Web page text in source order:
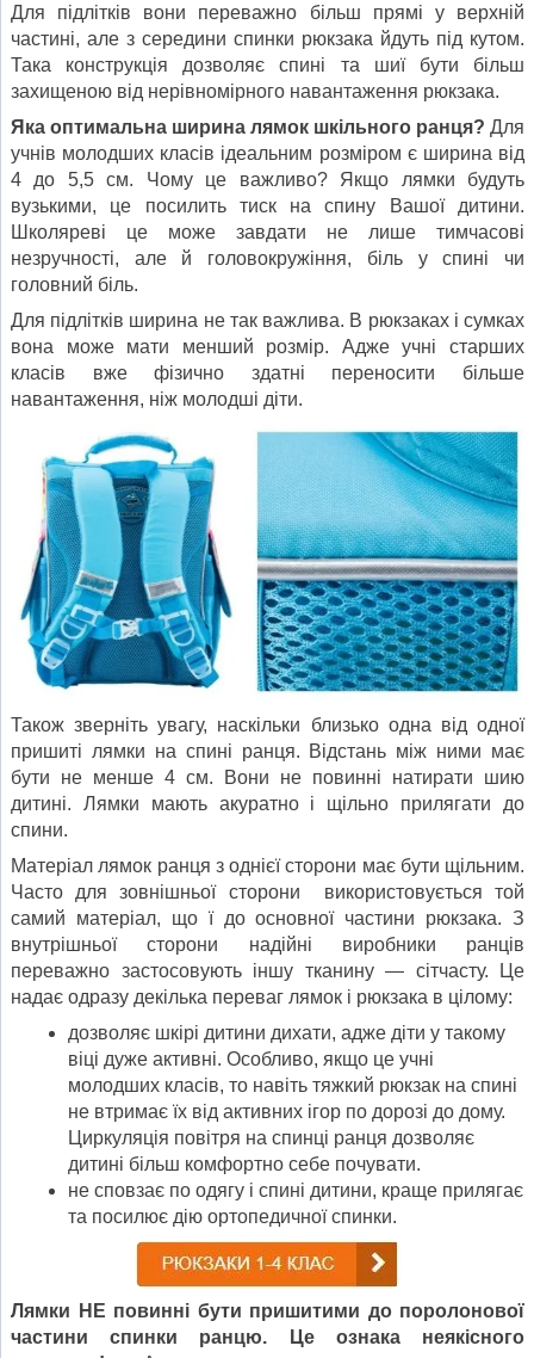
Для підлітків вони переважно більш прямі у верхній
частині, але з середини спинки рюкзака йдуть під кутом.
Така конструкція дозволяє спині та шиї бути більш
захищеною від нерівномірного навантаження рюкзака.
Яка оптимальна ширина лямок шкільного ранця? Для
учнів молодших класів ідеальним розміром є ширина від
4 до 5,5 см. Чому це важливо? Якщо лямки будуть
вузькими, це посилить тиск на спину Вашої дитини.
Школяреві це може завдати не лише тимчасові
незручності, але й головокружіння, біль у спині чи
головний біль.
Для підлітків ширина не так важлива. В рюкзаках і сумках
вона може мати менший розмір. Адже учні старших
класів вже фізично здатні переносити більше
навантаження, ніж молодші діти.
Також зверніть увагу, наскільки близько одна від одної
пришиті лямки на спині ранця. Відстань між ними має
бути не менше 4 см. Вони не повинні натирати шию
дитині. Лямки мають акуратно і щільно прилягати до
спини.
Матеріал лямок ранця з однієї сторони має бути щільним.
Часто для зовнішньої сторони використовується той
самий матеріал, що ї до основної частини рюкзака. З
внутрішньої сторони надійні виробники ранців
переважно застосовують іншу тканину — сітчасту. Це
надає одразу декілька переваг лямок і рюкзака в цілому:
дозволяє шкірі дитини дихати, адже діти у такому
віці дуже активні. Особливо, якщо це учні
молодших класів, то навіть тяжкий рюкзак на спині
не втримає їх від активних ігор по дорозі до дому.
Циркуляція повітря на спинці ранця дозволяє
дитині більш комфортно себе почувати.
не сповзає по одягу і спині дитини, краще прилягає
та посилює дію ортопедичної спинки.
Лямки НЕ повинні бути пришитими до поролонової
частини спинки ранцю. Це ознака неякісного